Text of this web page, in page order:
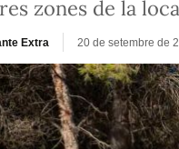
zones de la
Extra 20 de setembre de